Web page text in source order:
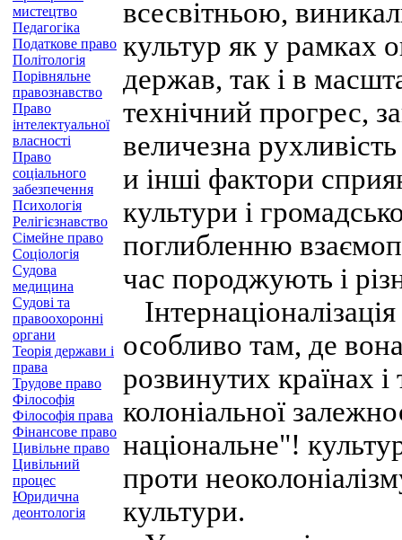
мистецтво
Педагогіка
Податкове право
Політологія
Порівняльне
правознавство
Право
інтелектуальної
власності
Право
соціального
забезпечення
Психологія
Релігієзнавство
Сімейне право
Соціологія
Судова
медицина
Судові та
правоохоронні
органи
Теорія держави і
права
Трудове право
Філософія
Філософія права
Фінансове право
Цивільне право
Цивільний
процес
Юридична
деонтологія
всесвітньою,
культур як у рамках
держав, так і в
технічний прогрес,
величезна
и інші фактори
культури і
поглибленню
час породжують і
особливо там, де
розвинутих країнах
колоніальної
національне"!
проти
культури.